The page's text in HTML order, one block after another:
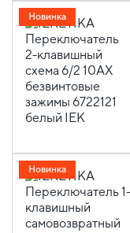
Новинка
Новинка